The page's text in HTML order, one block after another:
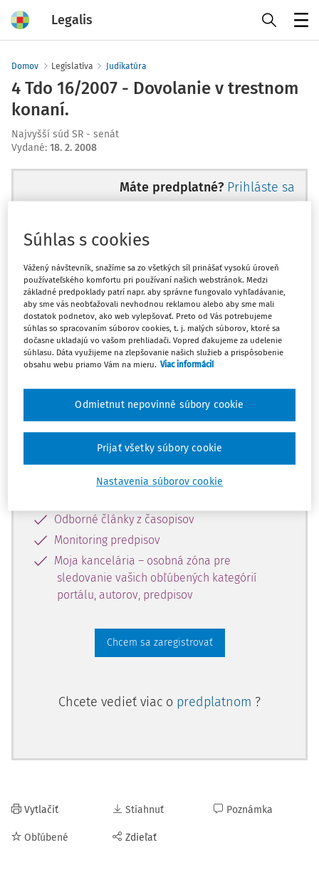
Legalis
Domov Legislatíva Judikatúra
4 Tdo 16/2007 - Dovolanie v trestnom
konaní.
Najvyšší súd SR - senát
Vydané: 18. 2. 2008
Máte predplatné? Prihláste sa
Ups, zatiaľ ste si prečítali len
začiatok...
Celý odborný obsah z tejto oblasti je
dostupný predplatiteľom portálu.
Odomknite si prístup k odbornému
obsahu a získajte prístup na 10 dní
zdarma, stačí sa len zaregistrovať.
Vďaka registrácii získate prístup aj k
vybranému obsahu:
Odborné články z časopisov
Monitoring predpisov
Moja kancelária – osobná zóna pre
sledovanie vašich obľúbených kategórií
portálu, autorov, predpisov
Chcem sa zaregistrovať
Chcete vedieť viac o predplatnom ?
Vytlačiť
Obľúbené
Stiahnuť
Zdieľať
Poznámka
Súhlas s cookies
Vážený návštevník, snažíme sa zo všetkých síl prinášať vysokú úroveň
používateľského komfortu pri používaní našich webstránok. Medzi
základné predpoklady patrí napr. aby správne fungovalo vyhľadávanie,
aby sme vás neobťažovali nevhodnou reklamou alebo aby sme mali
dostatok podnetov, ako web vylepšovať. Preto od Vás potrebujeme
súhlas so spracovaním súborov cookies, t. j. malých súborov, ktoré sa
dočasne ukladajú vo vašom prehliadači. Vopred ďakujeme za udelenie
súhlasu. Dáta využijeme na zlepšovanie našich služieb a prispôsobenie
obsahu webu priamo Vám na mieru. Viac informácií
Nastavenia súborov cookie
Odmietnut nepovinné súbory cookie
Prijať všetky súbory cookie